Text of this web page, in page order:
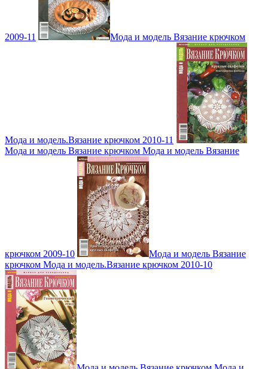
2009-11 Мода и модель Вязание крючком
Мода и модель.Вязание крючком 2010-11
Мода и модель Вязание крючком Мода и модель Вязание
крючком 2009-10
Мода и модель Вязание
крючком Мода и модель.Вязание крючком 2010-10